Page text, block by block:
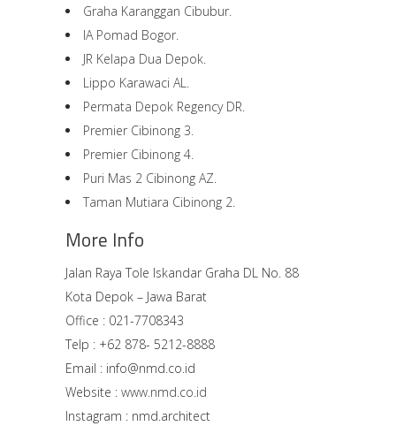
Graha Karanggan Cibubur.
IA Pomad Bogor.
JR Kelapa Dua Depok.
Lippo Karawaci AL.
Permata Depok Regency DR.
Premier Cibinong 3.
Premier Cibinong 4.
Puri Mas 2 Cibinong AZ.
Taman Mutiara Cibinong 2.
More Info
Jalan Raya Tole Iskandar Graha DL No. 88
Kota Depok – Jawa Barat
Office : 021-7708343
Telp : +62 878- 5212-8888
Email : info@nmd.co.id
Website : www.nmd.co.id
Instagram : nmd.architect